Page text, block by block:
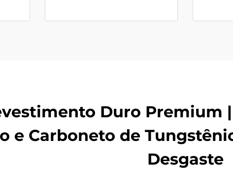
Duro Premium
e Carboneto de
Desgaste